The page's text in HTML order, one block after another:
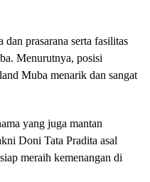
prasarana serta fasilitas
Menurutnya, posisi
Muba menarik dan sangat
yang juga mantan
Doni Tata Pradita asal
meraih kemenangan di